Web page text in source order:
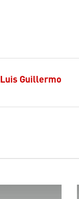
Luis Guillermo